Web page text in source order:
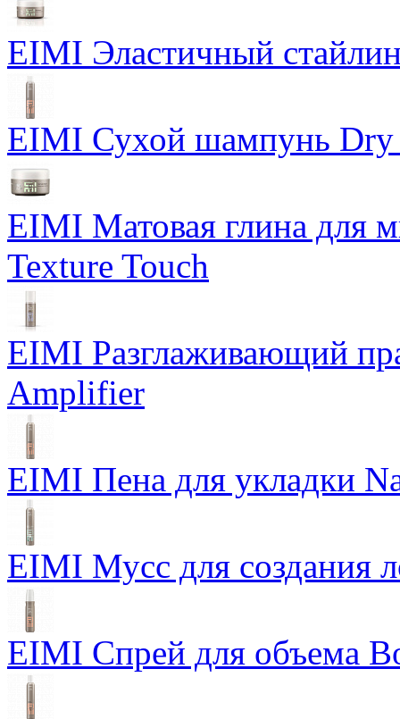
EIMI Эластичный
EIMI Сухой шампунь Dry
EIMI Матовая глина для
Texture Touch
EIMI Разглаживающий
Amplifier
EIMI Пена для укладки
EIMI Мусс для создания
EIMI Спрей для объема